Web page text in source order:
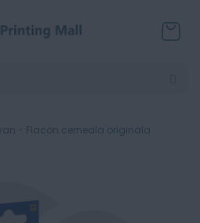
- Flacon cerneala originala